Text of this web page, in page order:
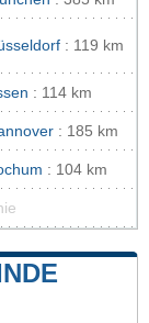
: 119 km
: 114 km
: 185 km
: 104 km